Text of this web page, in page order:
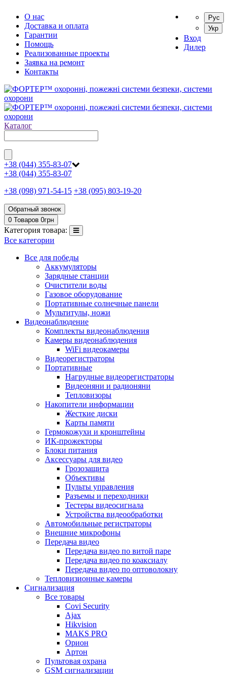
О нас
Доставка и оплата
Гарантии
Помощь
Реализованные проекты
Заявка на ремонт
Контакты
Рус
Укр
Вход
Дилер
Каталог
+38 (044) 355-83-07
+38 (044) 355-83-07
+38 (098) 971-54-15 +38 (095) 803-19-20
Обратный звонок
0 Товаров 0грн
Категория товара:
Все категории
Все для победы
Аккумуляторы
Зарядные станции
Очистители воды
Газовое оборудование
Портативные солнечные панели
Мультитулы, ножи
Видеонаблюдение
Комплекты видеонаблюдения
Камеры видеонаблюдения
WiFi видеокамеры
Видеорегистраторы
Портативные
Нагрудные видеорегистраторы
Видеоняни и радионяни
Тепловизоры
Накопители информации
Жесткие диски
Карты памяти
Гермокожухи и кронштейны
ИК-прожекторы
Блоки питания
Аксессуары для видео
Грозозащита
Объективы
Пульты управления
Разъемы и переходники
Тестеры видеосигнала
Устройства видеообработки
Автомобильные регистраторы
Внешние микрофоны
Передача видео
Передача видео по витой паре
Передача видео по коаксиалу
Передача видео по оптоволокну
Тепловизионные камеры
Сигнализация
Все товары
Covi Security
Ajax
Hikvision
MAKS PRO
Орион
Артон
Пультовая охрана
GSM сигнализации